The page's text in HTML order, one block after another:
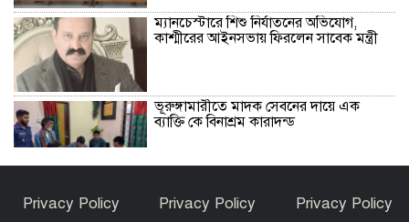
ম্যানচেস্টারে শিশু নির্যাতনের অভিযোগ,
কাশ্মীরের আইনসভায় ফিরলেন সাবেক মন্ত্রী
ভূরুঙ্গামারীতে মাদক সেবনের দায়ে এক
ব্যাক্তি কে বিনাশ্রম কারাদন্ড
আমাজনের উদ্বোধন
Privacy Policy Privacy Policy Privacy Policy